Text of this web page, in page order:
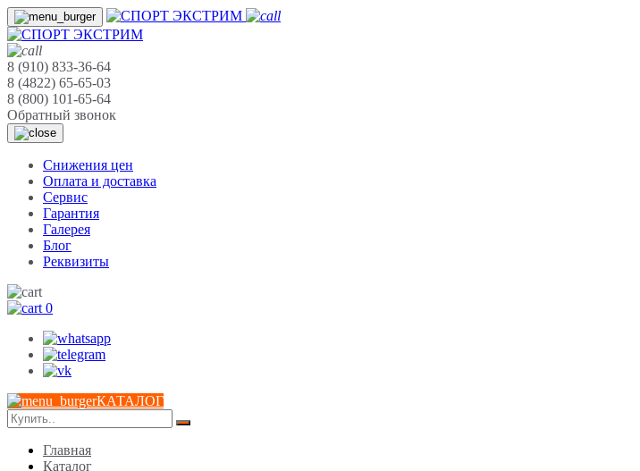
8 (910) 833-36-64
8 (4822) 65-65-03
8 (800) 101-65-64
Обратный звонок
Cнижения цен
Оплата и доставка
Сервис
Гарантия
Галерея
Блог
Реквизиты
0
КАТАЛОГ
Главная
Каталог